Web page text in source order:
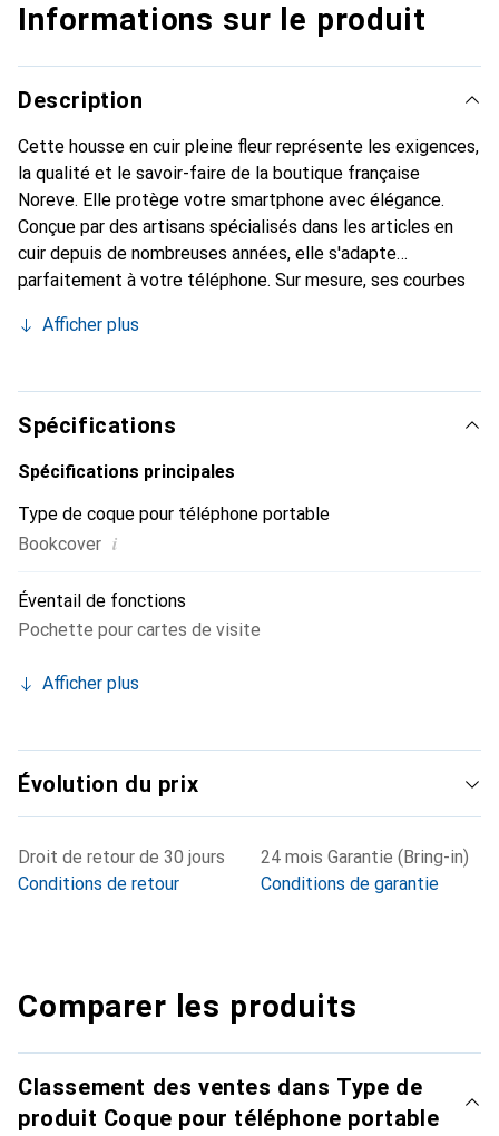
Informations sur le produit
Description
Cette housse en cuir pleine fleur représente les exigences,
la qualité et le savoir-faire de la boutique française
Noreve. Elle protège votre smartphone avec élégance.
Conçue par des artisans spécialisés dans les articles en
cuir depuis de nombreuses années, elle s'adapte
parfaitement à votre téléphone. Sur mesure, ses courbes
devient l'accessoire chic et indispensable pour votre
internationalement pour ses produits de haute qualité et
constitue un choix sûr pour une clientèle exigeante.
Afficher plus
Spécifications
Spécifications principales
Type de coque pour téléphone portable
Bookcover i
Éventail de fonctions
Pochette pour cartes de visite
Afficher plus
Évolution du prix
Droit de retour de 30 jours
Conditions de retour
24 mois Garantie (Bring-in)
Conditions de garantie
Comparer les produits
Classement des ventes dans Type de
produit Coque pour téléphone portable